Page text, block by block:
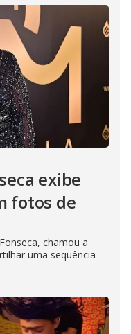
exibe
fotos de
chamou a
uma sequência